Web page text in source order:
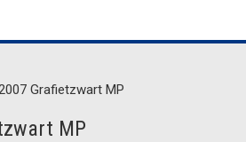
Grafietzwart MP
MP